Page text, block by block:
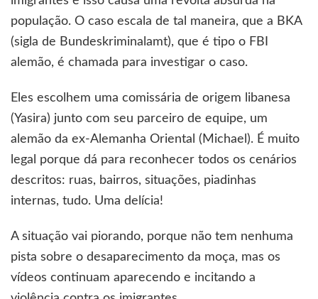
população. O caso escala de tal maneira, que a BKA
(sigla de Bundeskriminalamt), que é tipo o FBI
alemão, é chamada para investigar o caso.
Eles escolhem uma comissária de origem libanesa
(Yasira) junto com seu parceiro de equipe, um
alemão da ex-Alemanha Oriental (Michael). É muito
legal porque dá para reconhecer todos os cenários
descritos: ruas, bairros, situações, piadinhas
internas, tudo. Uma delícia!
A situação vai piorando, porque não tem nenhuma
pista sobre o desaparecimento da moça, mas os
vídeos continuam aparecendo e incitando a